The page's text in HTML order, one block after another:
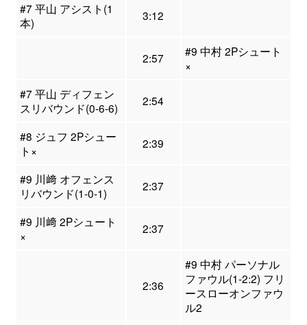
#7 平山 アシスト(1
本)
3:12
2:57
#9 中村 2Pシュート
×
#7 平山 ディフェン
スリバウンド(0-6-6)
2:54
#8 ジュフ 2Pシュー
ト×
2:39
#9 川﨑 オフェンス
リバウンド(1-0-1)
2:37
#9 川﨑 2Pシュート
×
2:37
2:36
#9 中村 パーソナル
ファウル(1-2:2) フリ
ースローオンファウ
ル2